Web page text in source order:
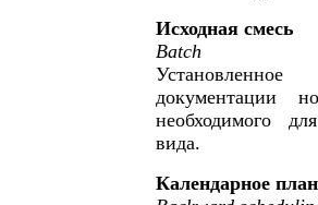
Исходная смесь
Batch
документации
необходимого
вида.
Календарное